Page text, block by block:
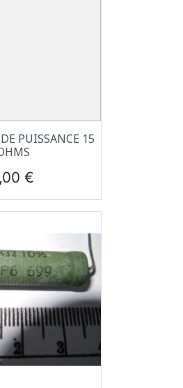
rapide
PUISSANCE 15
€